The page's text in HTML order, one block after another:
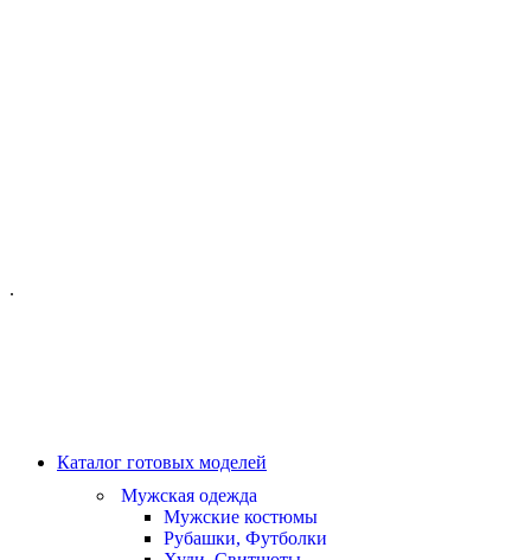
.
Каталог готовых моделей
Мужская одежда
Мужские костюмы
Рубашки, Футболки